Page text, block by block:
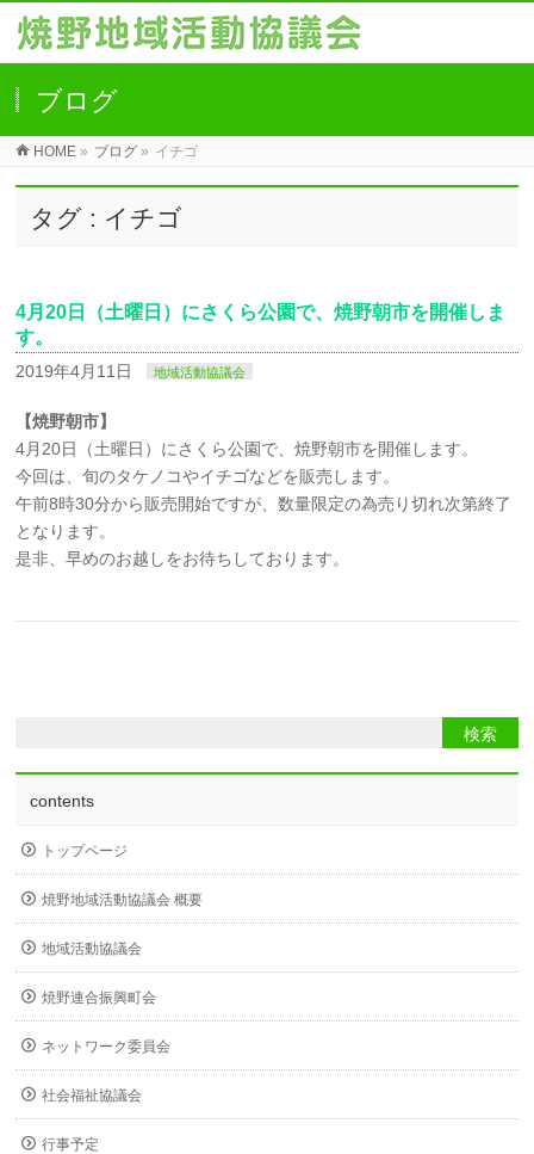
ブログ
HOME » ブログ » イチゴ
タグ : イチゴ
4月20日（土曜日）にさくら公園で、焼野朝市を開催しま
す。
2019年4月11日 地域活動協議会
【焼野朝市】
4月20日（土曜日）にさくら公園で、焼野朝市を開催します。
今回は、旬のタケノコやイチゴなどを販売します。
午前8時30分から販売開始ですが、数量限定の為売り切れ次第終了
となります。
是非、早めのお越しをお待ちしております。
contents
トップページ
焼野地域活動協議会 概要
地域活動協議会
焼野連合振興町会
ネットワーク委員会
社会福祉協議会
行事予定